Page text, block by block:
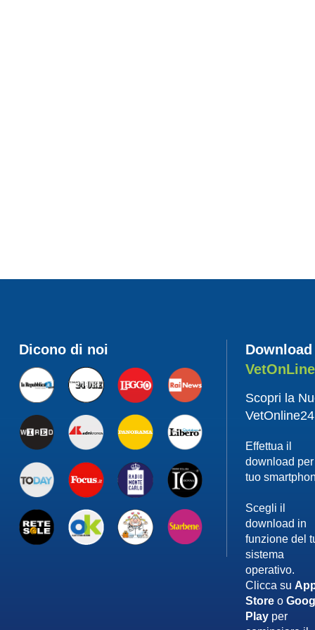
Dicono di noi
Scopri la
VetOnline24
Effettua il
download
tuo
Scegli il
download in
funzione del
sistema
operativo.
Clicca su
Store o
Play per